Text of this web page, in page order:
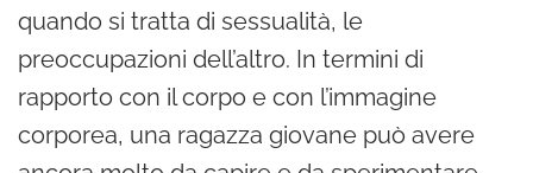
quando si tratta di sessualità, le
preoccupazioni dell’altro. In termini di
rapporto con il corpo e con l’immagine
corporea, una ragazza giovane può avere